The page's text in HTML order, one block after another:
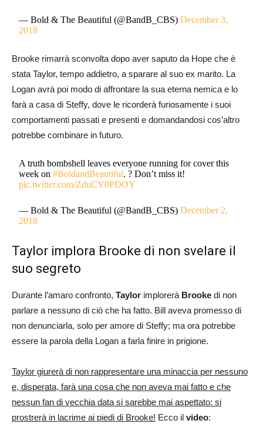
— Bold & The Beautiful (@BandB_CBS)December 3,
2018
Brooke rimarrà sconvolta dopo aver saputo da Hope che è
stata Taylor, tempo addietro, a sparare al suo ex marito. La
Logan avrà poi modo di affrontare la sua eterna nemica e lo
farà a casa di Steffy, dove le ricorderà furiosamente i suoi
comportamenti passati e presenti e domandandosi cos’altro
potrebbe combinare in futuro.
A truth bombshell leaves everyone running for cover this
week on#BoldandBeautiful. ? Don’t miss it!
pic.twitter.com/ZduCY0PDOY
— Bold & The Beautiful (@BandB_CBS)December 2,
2018
Taylor implora Brooke di non svelare il
suo segreto
Durante l’amaro confronto, Taylor implorerà Brooke di non
parlare a nessuno di ciò che ha fatto. Bill aveva promesso di
non denunciarla, solo per amore di Steffy; ma ora potrebbe
essere la parola della Logan a farla finire in prigione.
Taylor giurerà di non rappresentare una minaccia per nessuno
e, disperata, farà una cosa che non aveva mai fatto e che
nessun fan di vecchia data si sarebbe mai aspettato: si
prostrerà in lacrime ai piedi di Brooke! Ecco il video: